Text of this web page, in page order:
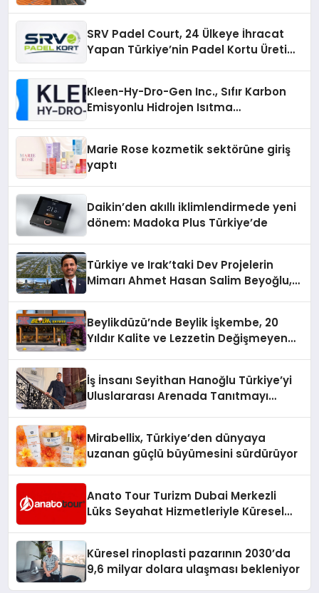
SRV Padel Court, 24 Ülkeye İhracat
Yapan Türkiye’nin Padel Kortu Üretim
Kleen-Hy-Dro-Gen Inc., Sıfır Karbon
Emisyonlu Hidrojen Isıtma
Marie Rose kozmetik sektörüne giriş
yaptı
Daikin’den akıllı iklimlendirmede yeni
dönem: Madoka Plus Türkiye’de
Türkiye ve Irak’taki Dev Projelerin
Mimarı Ahmet Hasan Salim Beyoğlu,
Hayata Geçirecek
Beylikdüzü’nde Beylik İşkembe, 20
Yıldır Kalite ve Lezzetin Değişmeyen
İş İnsanı Seyithan Hanoğlu Türkiye’yi
Uluslararası Arenada Tanıtmayı
Mirabellix, Türkiye’den dünyaya
uzanan güçlü büyümesini sürdürüyor
Anato Tour Turizm Dubai Merkezli
Lüks Seyahat Hizmetleriyle Küresel
Küresel rinoplasti pazarının 2030’da
9,6 milyar dolara ulaşması bekleniyor